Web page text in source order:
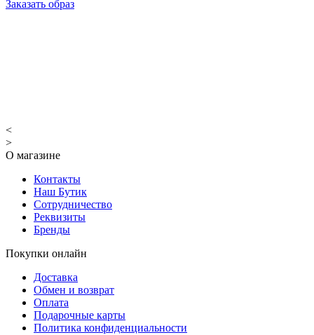
Заказать образ
<
>
О магазине
Контакты
Наш Бутик
Сотрудничество
Реквизиты
Бренды
Покупки онлайн
Доставка
Обмен и возврат
Оплата
Подарочные карты
Политика конфиденциальности